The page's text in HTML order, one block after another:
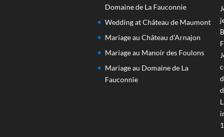
Domaine de La Fauconnie
Wedding at Château de Maumont
Mariage au Château d’Arnajon
Mariage au Manoir des Foulons
Mariage au Domaine de La
Fauconnie